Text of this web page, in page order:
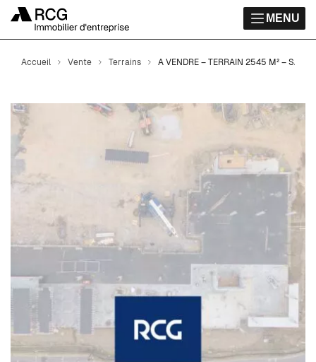
MENU
Accueil Vente Terrains A VENDRE – TERRAIN 2545 M² – SAINT